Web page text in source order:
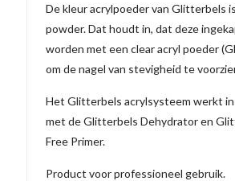
De kleur acrylpoeder van Glitterbels
powder. Dat houdt in, dat deze
worden met een clear acryl poeder
om de nagel van stevigheid te
Het Glitterbels acrylsysteem werkt
met de Glitterbels Dehydrator en
Free Primer.
Product voor professioneel gebruik.